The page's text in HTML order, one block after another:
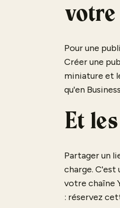
votre
Pour une
Créer une
miniature et
qu'en
Et
Partager un
charge. C'est
votre chaîne
: réservez